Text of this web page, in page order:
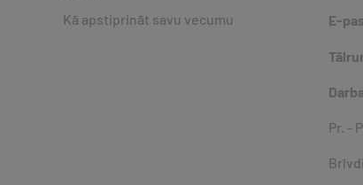
Kā apstiprināt savu vecumu
E-
Pr. -